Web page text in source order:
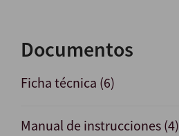
Documentos
Ficha técnica (6)
Manual de instrucciones (4)